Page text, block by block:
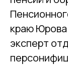
краю
эксперт